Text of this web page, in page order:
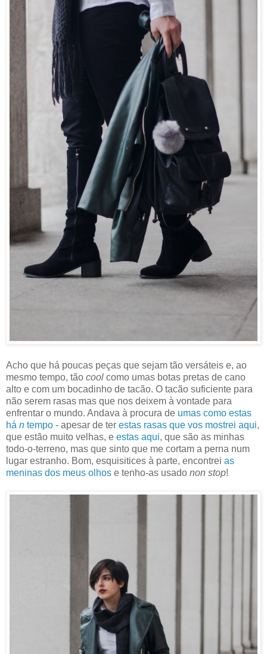
Acho que há poucas peças que sejam tão versáteis e, ao
mesmo tempo, tão cool como umas botas pretas de cano
alto e com um bocadinho de tacão. O tacão suficiente para
não serem rasas mas que nos deixem à vontade para
enfrentar o mundo. Andava à procura de umas como estas
há n tempo - apesar de ter estas rasas que vos mostrei aqui,
que estão muito velhas, e estas aqui, que são as minhas
todo-o-terreno, mas que sinto que me cortam a perna num
lugar estranho. Bom, esquisitices à parte, encontrei as
meninas dos meus olhos e tenho-as usado non stop!